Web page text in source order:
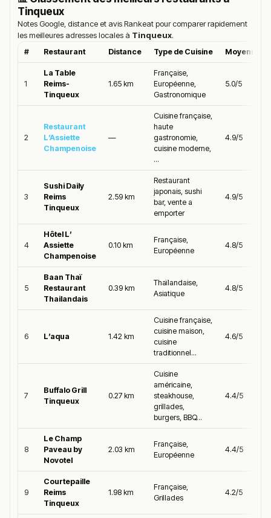
Tinqueux
Notes Google, distance et avis Rankeat pour comparer rapidement
les meilleures adresses locales à Tinqueux.
# Restaurant Distance Type de Cuisine Moyenne
1
La Table
Reims-
Tinqueux
1.65 km
Française,
Européenne,
Gastronomique
5.0/5
2
Restaurant
L’Assiette
Champenoise
—
Cuisine française,
haute
gastronomie,
cuisine moderne,
...
4.9/5
3
Sushi Daily
Reims
Tinqueux
2.59 km
Restaurant
japonais, sushi
bar, vente a
emporter
4.9/5
4
Hôtel L’
Assiette
Champenoise
0.10 km
Française,
Européenne
4.8/5
5
Baan Thaï
Restaurant
Thailandais
0.39 km
Thaïlandaise,
Asiatique
4.8/5
6 L’aqua 1.42 km
Cuisine française,
cuisine maison,
cuisine
traditionnel...
4.6/5
7
Buffalo Grill
Tinqueux
0.27 km
Cuisine
américaine,
steakhouse,
grillades,
burgers, BBQ...
4.4/5
8
Le Champ
Paveau by
Novotel
2.03 km
Française,
Européenne
4.4/5
9
Courtepaille
Reims
Tinqueux
1.98 km
Française,
Grillades
4.2/5